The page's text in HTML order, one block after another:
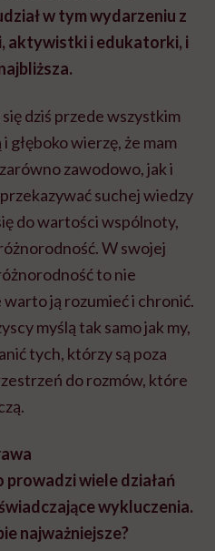
w tym wydarzeniu z
aktywistki i edukatorki, i
się dziś przede wszystkim
wierzę, że mam
zawodowo, jak i
suchej wiedzy
do wartości wspólnoty,
W swojej
to nie
ją rozumieć i chronić.
myślą tak samo jak my,
tych, którzy są poza
do rozmów, które
wiele działań
wykluczenia.
najważniejsze?